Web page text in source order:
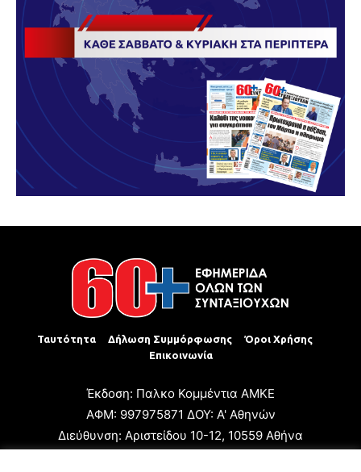
Ταυτότητα Δήλωση Συμμόρφωσης
Όροι Χρήσης
Επικοινωνία
Έκδοση: Παλκο Κομμέντια ΑΜΚΕ
ΑΦΜ: 997975871 ΔΟΥ: Α' Αθηνών
Διεύθυνση: Αριστείδου 10-12, 10559 Αθήνα